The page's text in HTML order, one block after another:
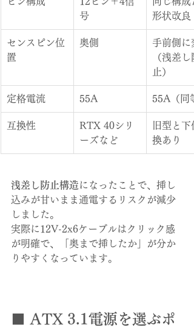
号
形状改良
センスピン位
置
奥側
手前側に
（浅差し
止）
定格電流 55A 55A（同
互換性
RTX 40シリ
ーズなど
旧型と下
換あり
浅差し防止構造になったことで、挿し
込みが甘いまま通電するリスクが減少
しました。
実際に12V-2x6ケーブルはクリック感
が明確で、「奥まで挿したか」が分か
りやすくなっています。
■ ATX 3.1電源を選ぶポ